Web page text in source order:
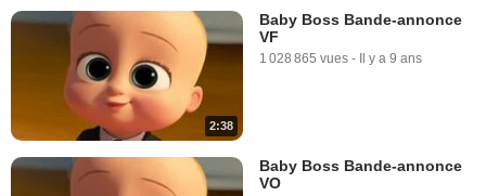
2:38
Baby Boss Bande-annonce
VF
1 028 865 vues - Il y a 9 ans
Baby Boss Bande-annonce
VO